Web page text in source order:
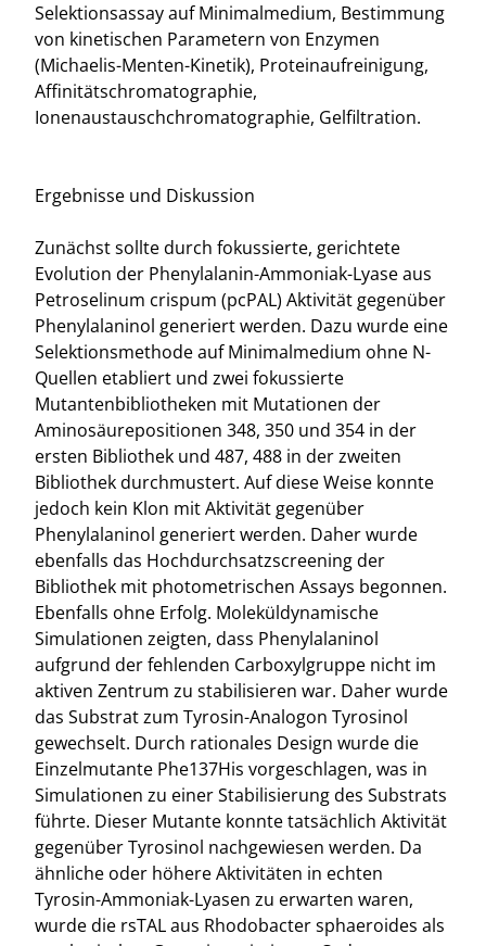
Selektionsassay auf Minimalmedium, Bestimmung
von kinetischen Parametern von Enzymen
(Michaelis-Menten-Kinetik), Proteinaufreinigung,
Affinitätschromatographie,
Ionenaustauschchromatographie, Gelfiltration.
Ergebnisse und Diskussion
Zunächst sollte durch fokussierte, gerichtete
Evolution der Phenylalanin-Ammoniak-Lyase aus
Petroselinum crispum (pcPAL) Aktivität gegenüber
Phenylalaninol generiert werden. Dazu wurde eine
Selektionsmethode auf Minimalmedium ohne N-
Quellen etabliert und zwei fokussierte
Mutantenbibliotheken mit Mutationen der
Aminosäurepositionen 348, 350 und 354 in der
ersten Bibliothek und 487, 488 in der zweiten
Bibliothek durchmustert. Auf diese Weise konnte
jedoch kein Klon mit Aktivität gegenüber
Phenylalaninol generiert werden. Daher wurde
ebenfalls das Hochdurchsatzscreening der
Bibliothek mit photometrischen Assays begonnen.
Ebenfalls ohne Erfolg. Moleküldynamische
Simulationen zeigten, dass Phenylalaninol
aufgrund der fehlenden Carboxylgruppe nicht im
aktiven Zentrum zu stabilisieren war. Daher wurde
das Substrat zum Tyrosin-Analogon Tyrosinol
gewechselt. Durch rationales Design wurde die
Einzelmutante Phe137His vorgeschlagen, was in
Simulationen zu einer Stabilisierung des Substrats
führte. Dieser Mutante konnte tatsächlich Aktivität
gegenüber Tyrosinol nachgewiesen werden. Da
ähnliche oder höhere Aktivitäten in echten
Tyrosin-Ammoniak-Lyasen zu erwarten waren,
wurde die rsTAL aus Rhodobacter sphaeroides als